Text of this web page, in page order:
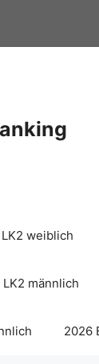
weiblich
männlich
2026